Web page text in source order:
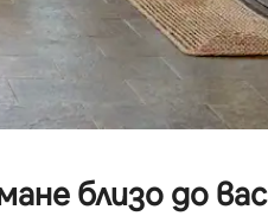
близо до вас